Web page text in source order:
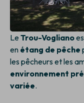
Le Trou-Vogliano
en étang de pêche
les pêcheurs et les
environnement
variée.